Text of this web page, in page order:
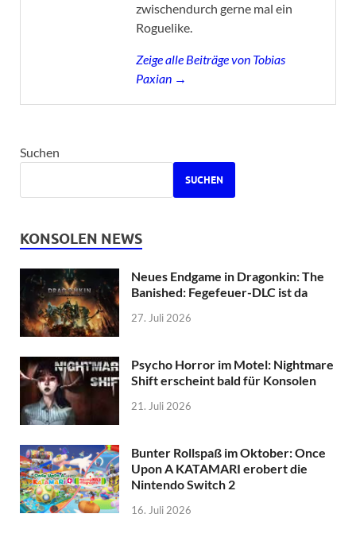
zwischendurch gerne mal ein
Roguelike.
Zeige alle Beiträge von Tobias
Paxian →
Suchen
SUCHEN
KONSOLEN NEWS
Neues Endgame in Dragonkin: The
Banished: Fegefeuer-DLC ist da
27. Juli 2026
Psycho Horror im Motel: Nightmare
Shift erscheint bald für Konsolen
21. Juli 2026
Bunter Rollspaß im Oktober: Once
Upon A KATAMARI erobert die
Nintendo Switch 2
16. Juli 2026